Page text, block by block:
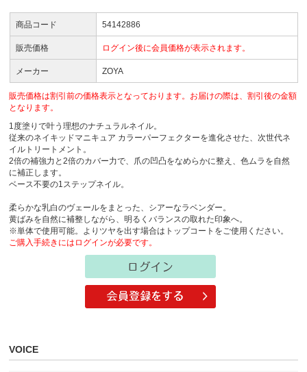
商品コード 54142886
販売価格 ログイン後に会員価格が表示されます。
メーカー ZOYA
販売価格は割引前の価格表示となっております。お届けの際は、割引後の金額
となります。
1度塗りで叶う理想のナチュラルネイル。
従来のネイキッドマニキュア カラーパーフェクターを進化させた、次世代ネ
イルトリートメント。
2倍の補強力と2倍のカバー力で、爪の凹凸をなめらかに整え、色ムラを自然
に補正します。
ベース不要の1ステップネイル。
柔らかな乳白のヴェールをまとった、シアーなラベンダー。
黄ばみを自然に補整しながら、明るくバランスの取れた印象へ。
※単体で使用可能。よりツヤを出す場合はトップコートをご使用ください。
ご購入手続きにはログインが必要です。
VOICE